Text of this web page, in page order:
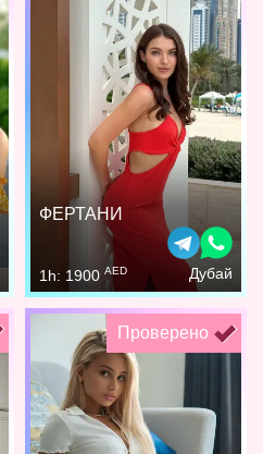
ФЕРТАНИ
1h: 1900 AED Дубай
Проверено